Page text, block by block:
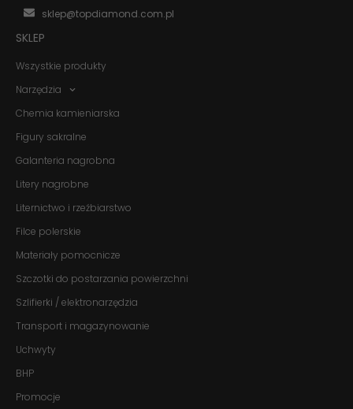
sklep@topdiamond.com.pl
SKLEP
Wszystkie produkty
Narzędzia
Chemia kamieniarska
Figury sakralne
Galanteria nagrobna
Litery nagrobne
Liternictwo i rzeźbiarstwo
Filce polerskie
Materiały pomocnicze
Szczotki do postarzania powierzchni
Szlifierki / elektronarzędzia
Transport i magazynowanie
Uchwyty
BHP
Promocje